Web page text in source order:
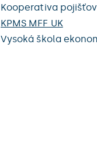
Kooperativa
KPMS MFF UK
Vysoká škola